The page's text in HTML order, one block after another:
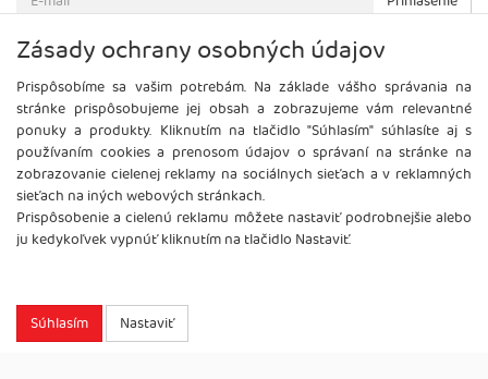
Viac informácií o tejto službe
Copyright2026 ©Brel, s.r.o.
Zásady ochrany osobných údajov
Prispôsobíme sa vašim potrebám. Na základe vášho správania na
stránke prispôsobujeme jej obsah a zobrazujeme vám relevantné
ponuky a produkty. Kliknutím na tlačidlo "Súhlasím" súhlasíte aj s
používaním cookies a prenosom údajov o správaní na stránke na
zobrazovanie cielenej reklamy na sociálnych sieťach a v reklamných
sieťach na iných webových stránkach.
Prispôsobenie a cielenú reklamu môžete nastaviť podrobnejšie alebo
ju kedykoľvek vypnúť kliknutím na tlačidlo Nastaviť.
Súhlasím Nastaviť